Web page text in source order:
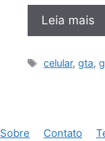
Leia mais
Tags
celular,gta,
Sobre Contato